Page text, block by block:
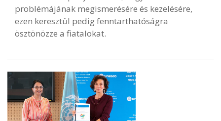
problémájának megismerésére és kezelésére,
ezen keresztül pedig fenntarthatóságra
ösztönözze a fiatalokat.